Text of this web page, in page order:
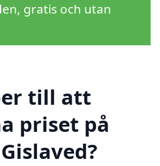
gratis och utan
till att
priset på